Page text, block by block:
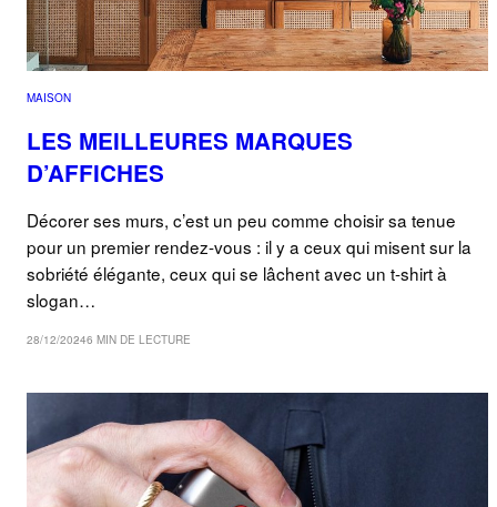
MAISON
LES MEILLEURES MARQUES
D’AFFICHES
Décorer ses murs, c’est un peu comme choisir sa tenue
pour un premier rendez-vous : il y a ceux qui misent sur la
sobriété élégante, ceux qui se lâchent avec un t-shirt à
slogan…
28/12/20246 MIN DE LECTURE